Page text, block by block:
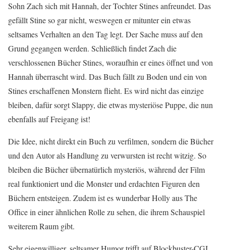
Sohn Zach sich mit Hannah, der Tochter Stines anfreundet. Das
gefällt Stine so gar nicht, weswegen er mitunter ein etwas
seltsames Verhalten an den Tag legt. Der Sache muss auf den
Grund gegangen werden. Schließlich findet Zach die
verschlossenen Bücher Stines, woraufhin er eines öffnet und von
Hannah überrascht wird. Das Buch fällt zu Boden und ein von
Stines erschaffenen Monstern flieht. Es wird nicht das einzige
bleiben, dafür sorgt Slappy, die etwas mysteriöse Puppe, die nun
ebenfalls auf Freigang ist!
Die Idee, nicht direkt ein Buch zu verfilmen, sondern die Bücher
und den Autor als Handlung zu verwursten ist recht witzig. So
bleiben die Bücher übernatürlich mysteriös, während der Film
real funktioniert und die Monster und erdachten Figuren den
Büchern entsteigen. Zudem ist es wunderbar Holly aus The
Office in einer ähnlichen Rolle zu sehen, die ihrem Schauspiel
weiterem Raum gibt.